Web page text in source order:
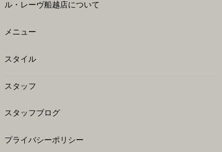
ル・レーヴ船越店について
メニュー
スタイル
スタッフ
スタッフブログ
プライバシーポリシー